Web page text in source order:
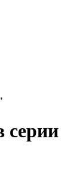
серии